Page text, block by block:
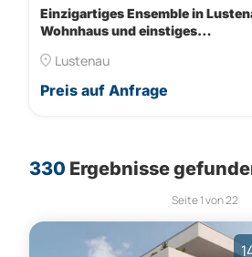
Einzigartiges Ensemble in
Wohnhaus und einstiges
Sackgasse
Lustenau
Preis auf Anfrage
330 Ergebnisse
Seite1von22